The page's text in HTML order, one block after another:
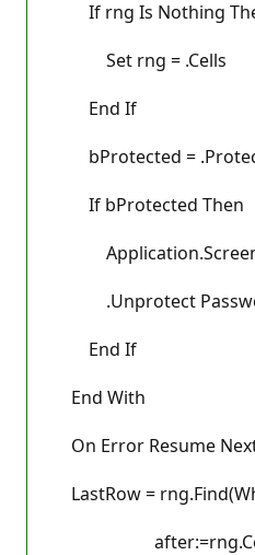
If rng Is Nothing
Set rng = .Cells
End If
bProtected =
If bProtected Then
.Unprotect
End If
End With
On Error Resume
LastRow =